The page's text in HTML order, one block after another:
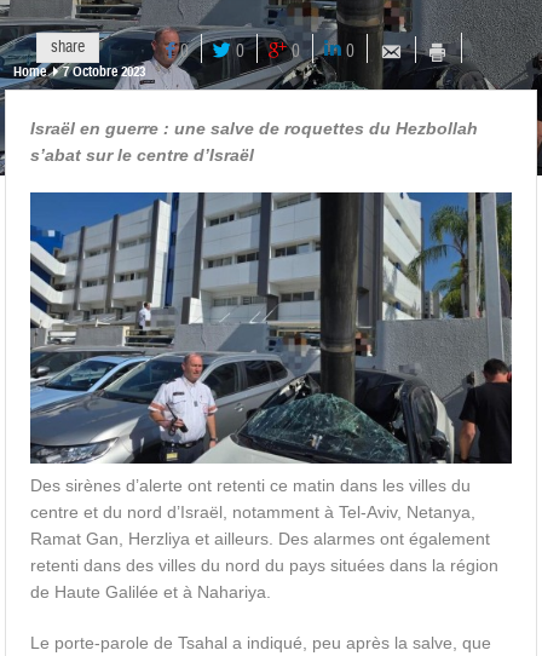
share 0 0 0 0
Home 7 Octobre 2023
Israël en guerre : une salve de roquettes du Hezbollah
s’abat sur le centre d’Israël
Des sirènes d’alerte ont retenti ce matin dans les villes du
centre et du nord d’Israël, notamment à Tel-Aviv, Netanya,
Ramat Gan, Herzliya et ailleurs. Des alarmes ont également
retenti dans des villes du nord du pays situées dans la région
de Haute Galilée et à Nahariya.
Le porte-parole de Tsahal a indiqué, peu après la salve, que